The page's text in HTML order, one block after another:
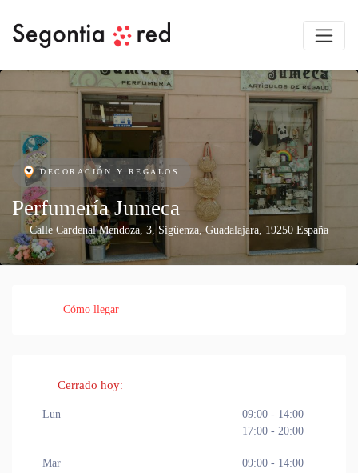
DECORACIÓN Y REGALOS
Perfumería Jumeca
Calle Cardenal Mendoza, 3, Sigüenza, Guadalajara, 19250 España
Cómo llegar
Cerrado hoy:
Lun
09:00 - 14:00
17:00 - 20:00
Mar
09:00 - 14:00